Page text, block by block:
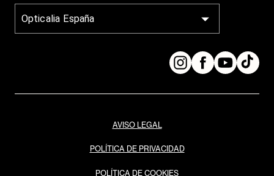
Opticalia España
AVISO LEGAL
POLÍTICA DE PRIVACIDAD
POLÍTICA DE COOKIES